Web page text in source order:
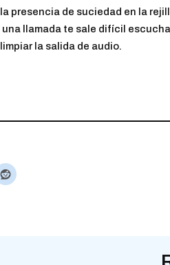
presencia de suciedad en la
llamada te sale difícil
la salida de audio.